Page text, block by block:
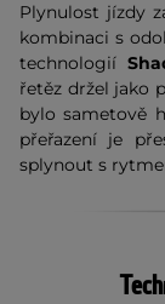
Plynulost jízdy
kombinaci s
technologií
řetěz držel jako
bylo sametově
přeřazení je
splynout s